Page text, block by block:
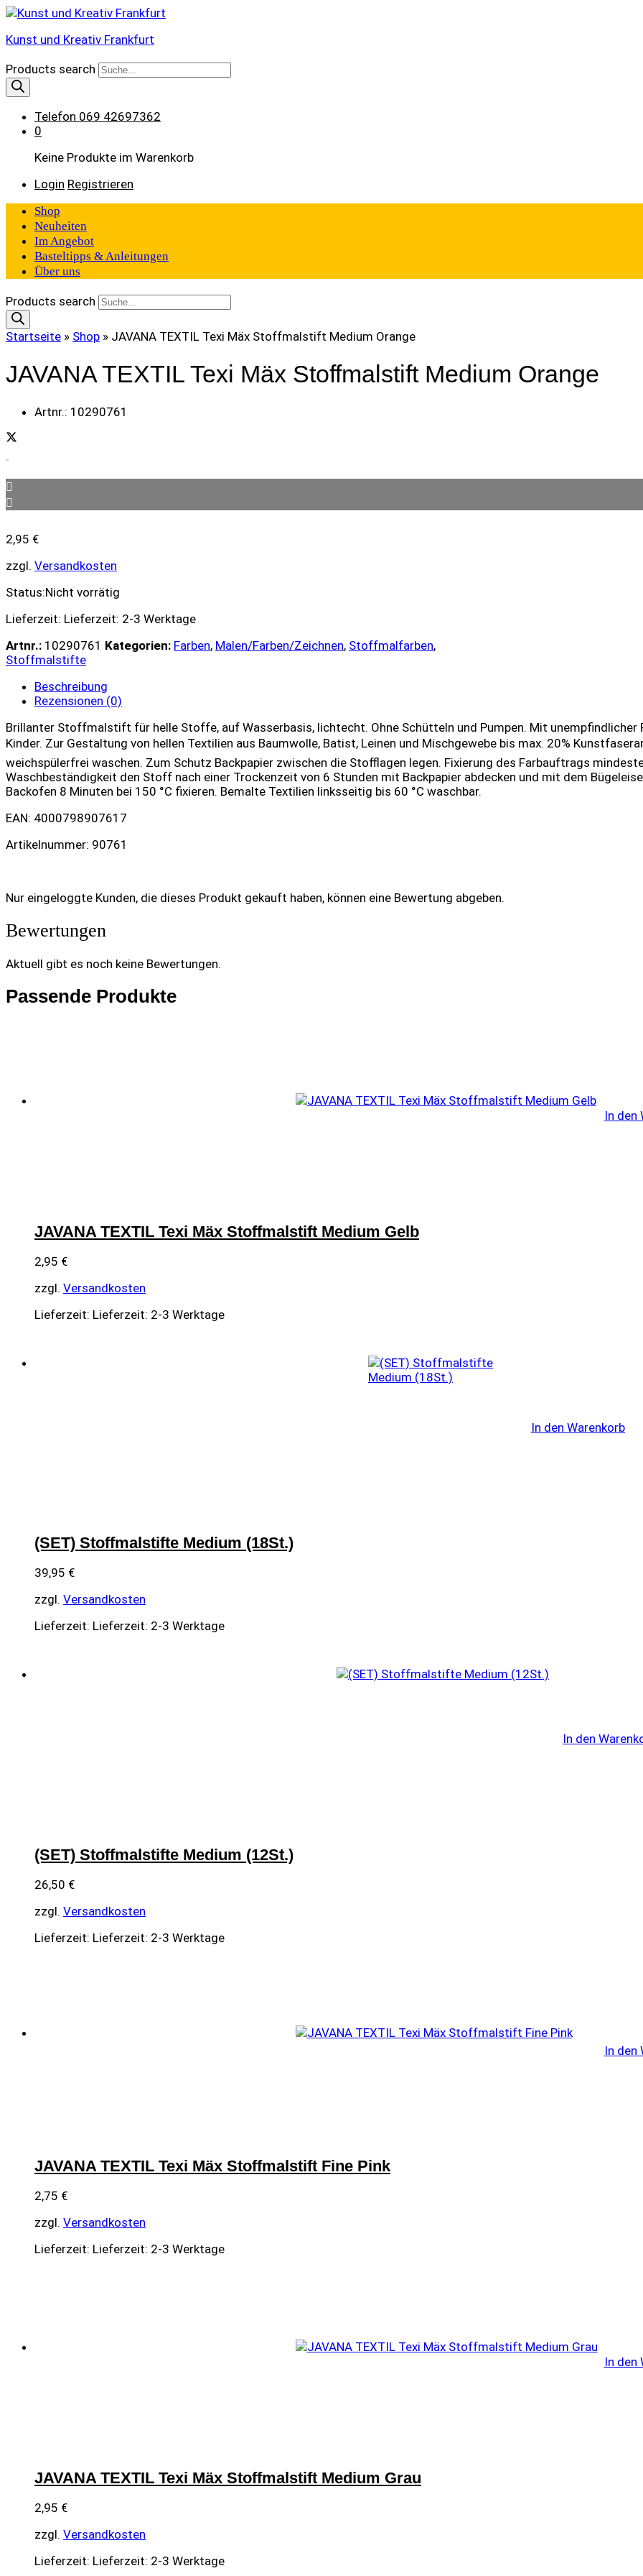
Kunst und Kreativ Frankfurt
Products search
Telefon 069 42697362
0
Keine Produkte im Warenkorb
Login Registrieren
Shop
Neuheiten
Im Angebot
Basteltipps & Anleitungen
Über uns
Products search
Startseite » Shop » JAVANA TEXTIL Texi Mäx Stoffmalstift Medium Orange
JAVANA TEXTIL Texi Mäx Stoffmalstift Medium Orange
Artnr.: 10290761
2,95 €
zzgl. Versandkosten
Status:Nicht vorrätig
Lieferzeit: Lieferzeit: 2-3 Werktage
Artnr.: 10290761 Kategorien: Farben, Malen/Farben/Zeichnen, Stoffmalfarben,
Stoffmalstifte
Beschreibung
Rezensionen (0)
Brillanter Stoffmalstift für helle Stoffe, auf Wasserbasis, lichtecht. Ohne Schütteln und Pumpen. Mit
Kinder. Zur Gestaltung von hellen Textilien aus Baumwolle, Batist, Leinen und Mischgewebe bis max. 20%
weichspülerfrei waschen. Zum Schutz Backpapier zwischen die Stofflagen legen. Fixierung des Farbauftrags
Waschbeständigkeit den Stoff nach einer Trockenzeit von 6 Stunden mit Backpapier abdecken und mit dem
Backofen 8 Minuten bei 150 °C fixieren. Bemalte Textilien linksseitig bis 60 °C waschbar.
EAN: 4000798907617
Artikelnummer: 90761
Nur eingeloggte Kunden, die dieses Produkt gekauft haben, können eine Bewertung abgeben.
Bewertungen
Aktuell gibt es noch keine Bewertungen.
Passende Produkte
In den
JAVANA TEXTIL Texi Mäx Stoffmalstift Medium Gelb
2,95 €
zzgl. Versandkosten
Lieferzeit: Lieferzeit: 2-3 Werktage
In den Warenkorb
(SET) Stoffmalstifte Medium (18St.)
39,95 €
zzgl. Versandkosten
Lieferzeit: Lieferzeit: 2-3 Werktage
In den
(SET) Stoffmalstifte Medium (12St.)
26,50 €
zzgl. Versandkosten
Lieferzeit: Lieferzeit: 2-3 Werktage
In den
JAVANA TEXTIL Texi Mäx Stoffmalstift Fine Pink
2,75 €
zzgl. Versandkosten
Lieferzeit: Lieferzeit: 2-3 Werktage
In den
JAVANA TEXTIL Texi Mäx Stoffmalstift Medium Grau
2,95 €
zzgl. Versandkosten
Lieferzeit: Lieferzeit: 2-3 Werktage